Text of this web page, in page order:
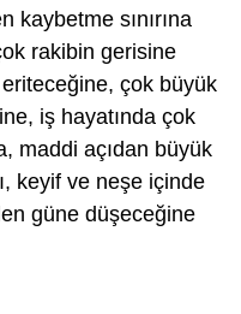
kaybetme sınırına
rakibin gerisine
çok büyük
iş hayatında çok
maddi açıdan büyük
keyif ve neşe içinde
güne düşeceğine